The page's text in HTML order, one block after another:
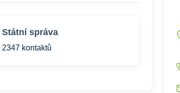
Státní správa
2347 kontaktů